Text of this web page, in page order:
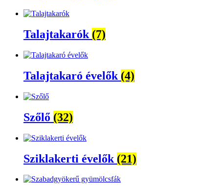
Talajtakarók (7)
Talajtakaró évelők (4)
Szőlő (32)
Sziklakerti évelők (21)